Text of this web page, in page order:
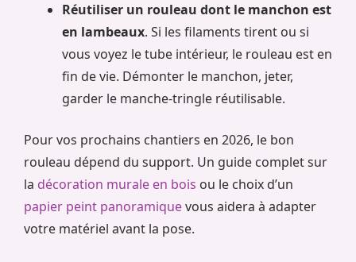
Réutiliser un rouleau dont le manchon est
en lambeaux. Si les filaments tirent ou si
vous voyez le tube intérieur, le rouleau est en
fin de vie. Démonter le manchon, jeter,
garder le manche-tringle réutilisable.
Pour vos prochains chantiers en 2026, le bon
rouleau dépend du support. Un guide complet sur
la décoration murale en bois ou le choix d’un
papier peint panoramiquevous aidera à adapter
votre matériel avant la pose.